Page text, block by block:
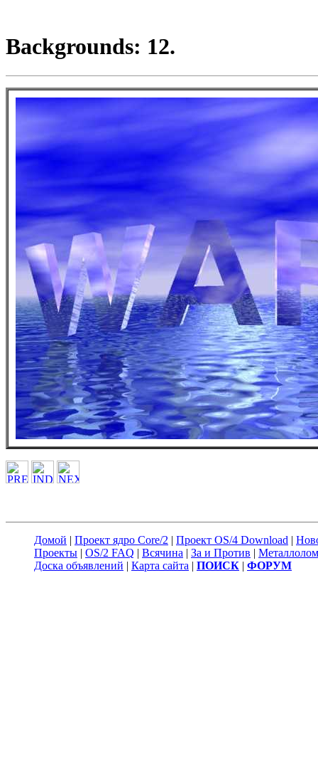
Backgrounds: 12.
Домой | Проект ядро Core/2 | Проект OS/4 Download |
Проекты | OS/2 FAQ | Всячина | За и Против | Металлолом
Доска объявлений | Карта сайта | ПОИСК | ФОРУМ